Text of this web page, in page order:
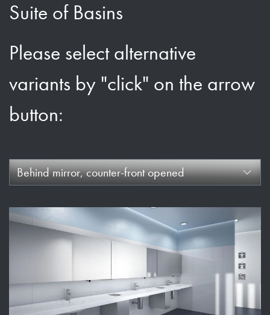
Suite of Basins
Please select alternative
variants by "click" on the arrow
button:
Behind mirror, counter-front opened